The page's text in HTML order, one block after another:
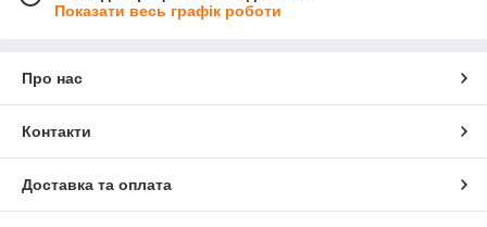
Показати весь графік роботи
Про нас
Контакти
Доставка та оплата